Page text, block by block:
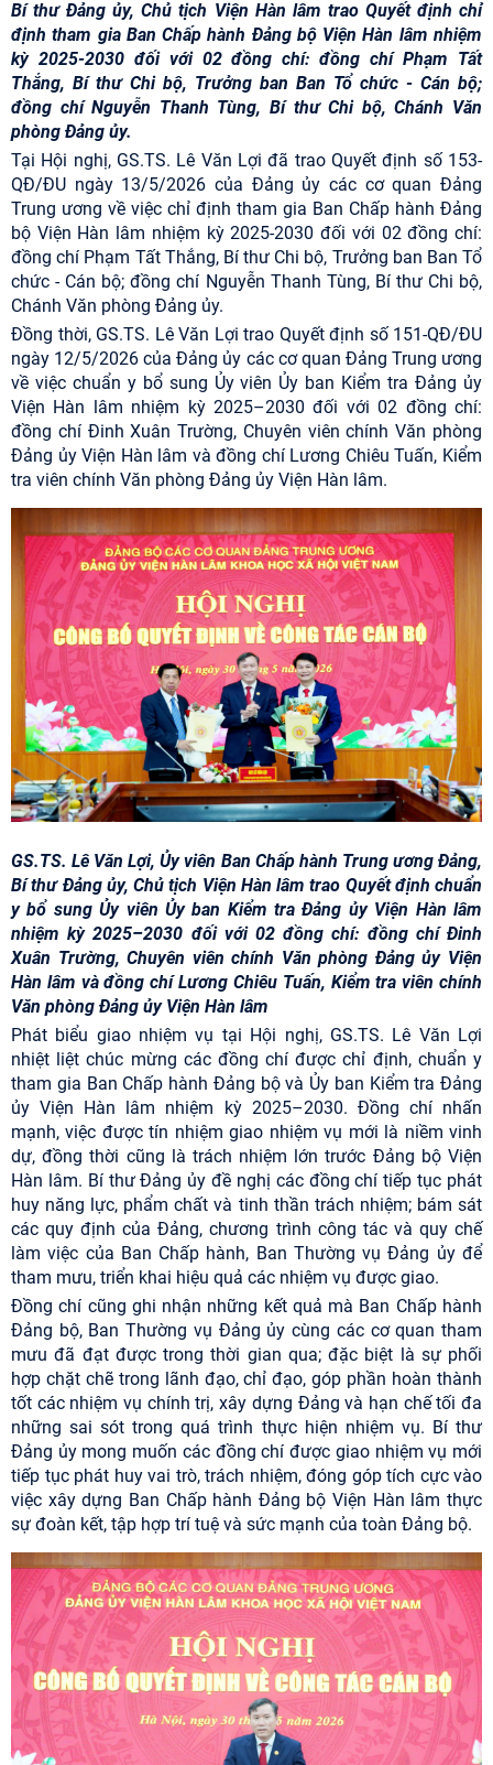
Bí thư Đảng ủy, Chủ tịch Viện Hàn lâm trao Quyết định chỉ
định tham gia Ban Chấp hành Đảng bộ Viện Hàn lâm nhiệm
kỳ 2025-2030 đối với 02 đồng chí: đồng chí Phạm Tất
Thắng, Bí thư Chi bộ, Trưởng ban Ban Tổ chức - Cán bộ;
đồng chí Nguyễn Thanh Tùng, Bí thư Chi bộ, Chánh Văn
phòng Đảng ủy.
Tại Hội nghị, GS.TS. Lê Văn Lợi đã trao Quyết định số 153-
QĐ/ĐU ngày 13/5/2026 của Đảng ủy các cơ quan Đảng
Trung ương về việc chỉ định tham gia Ban Chấp hành Đảng
bộ Viện Hàn lâm nhiệm kỳ 2025-2030 đối với 02 đồng chí:
đồng chí Phạm Tất Thắng, Bí thư Chi bộ, Trưởng ban Ban Tổ
chức - Cán bộ; đồng chí Nguyễn Thanh Tùng, Bí thư Chi bộ,
Chánh Văn phòng Đảng ủy.
Đồng thời, GS.TS. Lê Văn Lợi trao Quyết định số 151-QĐ/ĐU
ngày 12/5/2026 của Đảng ủy các cơ quan Đảng Trung ương
về việc chuẩn y bổ sung Ủy viên Ủy ban Kiểm tra Đảng ủy
Viện Hàn lâm nhiệm kỳ 2025–2030 đối với 02 đồng chí:
đồng chí Đinh Xuân Trường, Chuyên viên chính Văn phòng
Đảng ủy Viện Hàn lâm và đồng chí Lương Chiêu Tuấn, Kiểm
tra viên chính Văn phòng Đảng ủy Viện Hàn lâm.
GS.TS. Lê Văn Lợi, Ủy viên Ban Chấp hành Trung ương Đảng,
Bí thư Đảng ủy, Chủ tịch Viện Hàn lâm trao Quyết định chuẩn
y bổ sung Ủy viên Ủy ban Kiểm tra Đảng ủy Viện Hàn lâm
nhiệm kỳ 2025–2030 đối với 02 đồng chí: đồng chí Đinh
Xuân Trường, Chuyên viên chính Văn phòng Đảng ủy Viện
Hàn lâm và đồng chí Lương Chiêu Tuấn, Kiểm tra viên chính
Văn phòng Đảng ủy Viện Hàn lâm
Phát biểu giao nhiệm vụ tại Hội nghị, GS.TS. Lê Văn Lợi
nhiệt liệt chúc mừng các đồng chí được chỉ định, chuẩn y
tham gia Ban Chấp hành Đảng bộ và Ủy ban Kiểm tra Đảng
ủy Viện Hàn lâm nhiệm kỳ 2025–2030. Đồng chí nhấn
mạnh, việc được tín nhiệm giao nhiệm vụ mới là niềm vinh
dự, đồng thời cũng là trách nhiệm lớn trước Đảng bộ Viện
Hàn lâm. Bí thư Đảng ủy đề nghị các đồng chí tiếp tục phát
huy năng lực, phẩm chất và tinh thần trách nhiệm; bám sát
các quy định của Đảng, chương trình công tác và quy chế
làm việc của Ban Chấp hành, Ban Thường vụ Đảng ủy để
tham mưu, triển khai hiệu quả các nhiệm vụ được giao.
Đồng chí cũng ghi nhận những kết quả mà Ban Chấp hành
Đảng bộ, Ban Thường vụ Đảng ủy cùng các cơ quan tham
mưu đã đạt được trong thời gian qua; đặc biệt là sự phối
hợp chặt chẽ trong lãnh đạo, chỉ đạo, góp phần hoàn thành
tốt các nhiệm vụ chính trị, xây dựng Đảng và hạn chế tối đa
những sai sót trong quá trình thực hiện nhiệm vụ. Bí thư
Đảng ủy mong muốn các đồng chí được giao nhiệm vụ mới
tiếp tục phát huy vai trò, trách nhiệm, đóng góp tích cực vào
việc xây dựng Ban Chấp hành Đảng bộ Viện Hàn lâm thực
sự đoàn kết, tập hợp trí tuệ và sức mạnh của toàn Đảng bộ.